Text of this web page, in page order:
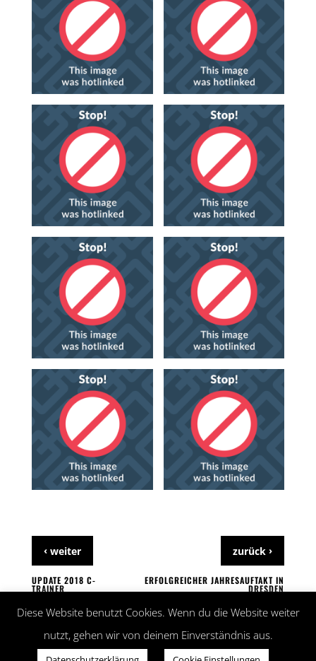
‹weiter
UPDATE 2018 C-
TRAINER
zurück›
ERFOLGREICHER JAHRESAUFTAKT IN
DRESDEN
Diese Website benutzt Cookies. Wenn du die Website weiter
nutzt, gehen wir von deinem Einverständnis aus.